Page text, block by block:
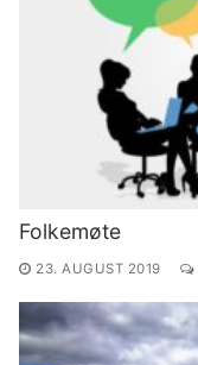
Folkemøte
23. AUGUST 2019